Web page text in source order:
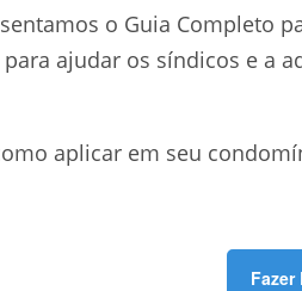
o Guia Completo
ajudar os síndicos e a
aplicar em seu